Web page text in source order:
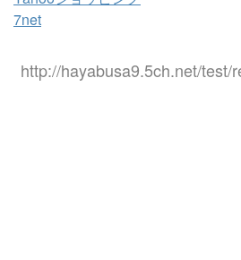
7net
http://hayabusa9.5ch.net/test/